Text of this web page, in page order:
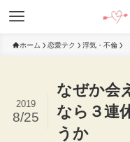
ホーム 恋愛テク 浮気・不倫
なぜか会
なら３連
うか
2019
8/25